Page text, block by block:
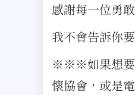
感謝每一位勇
我不會告訴你
※※※如果想要
懷協會，或是